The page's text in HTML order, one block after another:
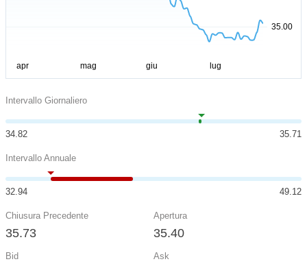
Intervallo Giornaliero
34.82 35.71
Intervallo Annuale
32.94 49.12
Chiusura Precedente
35.73
Apertura
35.40
Bid Ask